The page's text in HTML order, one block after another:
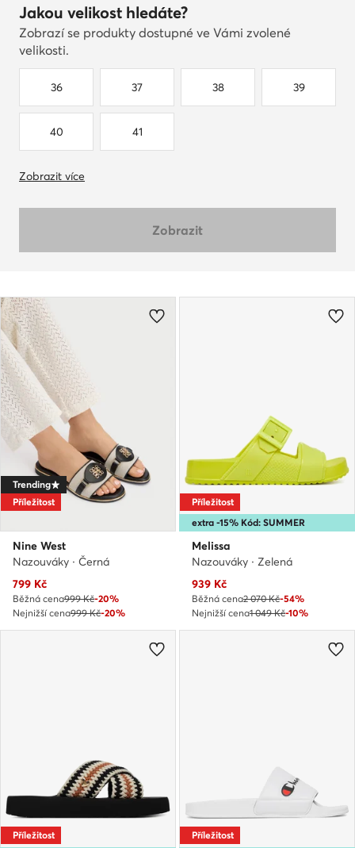
Jakou velikost hledáte?
Zobrazí se produkty dostupné ve Vámi zvolené
velikosti.
36 37 38 39
40 41
Zobrazit více
Zobrazit
Trending
Příležitost
Nine West
Nazouváky · Černá
Aktuální cena
799 Kč
Běžná cena999 Kč-20%
Nejnižší cena999 Kč-20%
extra -15% Kód: SUMMER
Příležitost
Melissa
Nazouváky · Zelená
Aktuální cena
939 Kč
Běžná cena2 070 Kč-54%
Nejnižší cena1 049 Kč-10%
Příležitost Příležitost